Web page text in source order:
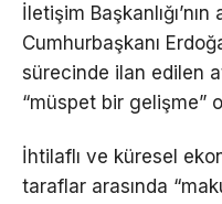
İletişim
Cumhurbaşkanı
sürecinde ilan edilen
“müspet bir gelişme”
İhtilaflı ve küresel
taraflar arasında